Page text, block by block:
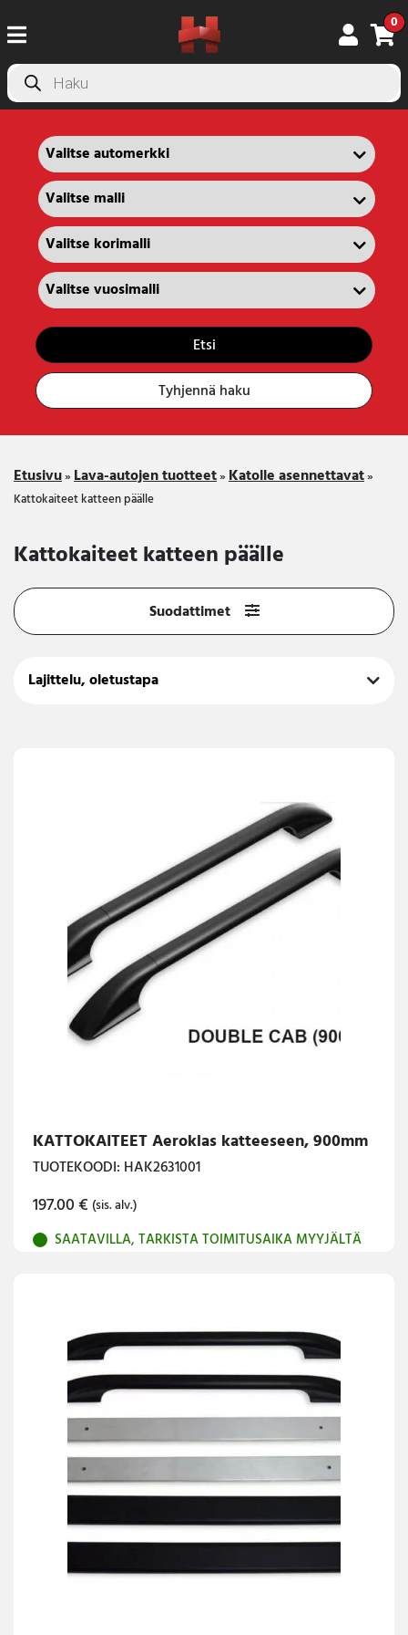
0
Products
search
Tyhjennä haku
Etsi
Etusivu»Lava-autojen tuotteet»Katolle asennettavat»
Kattokaiteet katteen päälle
Kattokaiteet katteen päälle
Suodattimet
KATTOKAITEET Aeroklas katteeseen, 900mm
TUOTEKOODI: HAK2631001
197.00€ (sis. alv.)
SAATAVILLA, TARKISTA TOIMITUSAIKA MYYJÄLTÄ